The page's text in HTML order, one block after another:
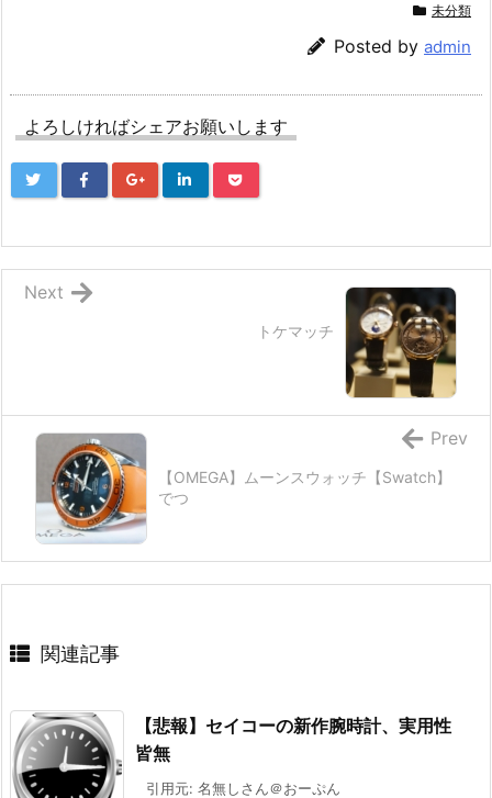
未分類
Posted by admin
よろしければシェアお願いします
トケマッチ
Next
【OMEGA】ムーンスウォッチ【Swatch】
でつ
Prev
関連記事
【悲報】セイコーの新作腕時計、実用性
皆無
引用元: 名無しさん＠おーぷん